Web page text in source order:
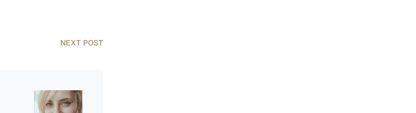
NEXT POST